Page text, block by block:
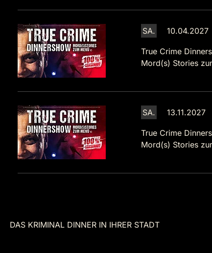
SA.
True Crime
Mord(s) Stories
SA. 13.11.2027
True Crime
Mord(s) Stories
DAS KRIMINAL DINNER IN IHRER STADT